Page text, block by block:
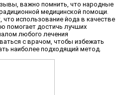
важно помнить, что народные
медицинской помощи.
использование йода в качестве
помогает достичь лучших
любого лечения
с врачом, чтобы избежать
наиболее подходящий метод.